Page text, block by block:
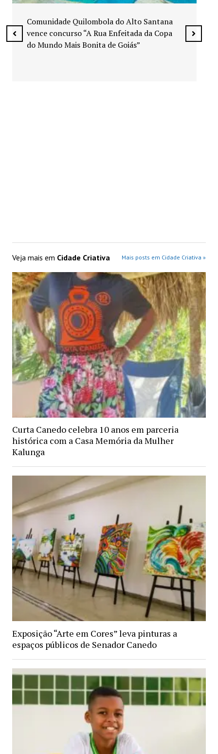
Exposição “Arte em Cores” leva pinturas a
espaços públicos de Senador Canedo
Veja mais em Cidade Criativa Mais posts em Cidade Criativa »
Curta Canedo celebra 10 anos em parceria
histórica com a Casa Memória da Mulher
Kalunga
Exposição “Arte em Cores” leva pinturas a
espaços públicos de Senador Canedo